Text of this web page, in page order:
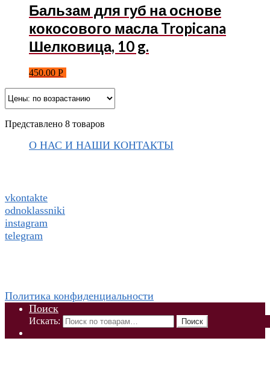
Бальзам для губ на основе
кокосового масла Tropicana
Шелковица, 10 g.
450.00 Р
Представлено 8 товаров
О НАС И НАШИ КОНТАКТЫ
vkontakte
odnoklassniki
instagram
telegram
Политика конфиденциальности
Поиск
Искать: Поиск